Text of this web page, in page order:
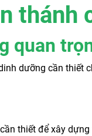
thánh
quan
dưỡng cần thiết
thiết để xây